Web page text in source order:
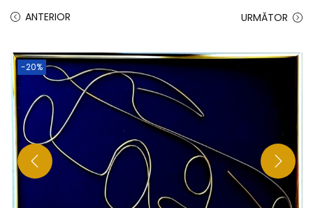
ANTERIOR URMĂTOR
-20%